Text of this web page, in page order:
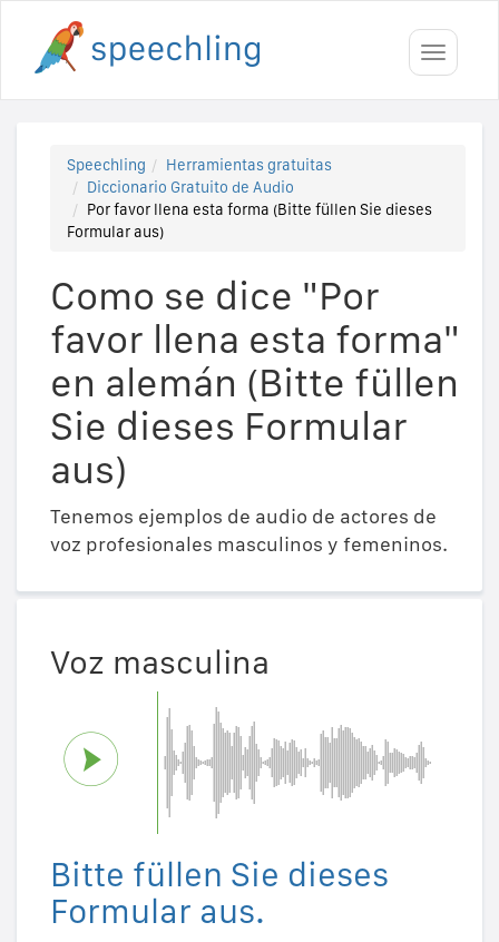
Toggle
Speechling
Herramientas gratuitas
Diccionario Gratuito de Audio
Por favor llena esta forma (Bitte füllen Sie dieses
Formular aus)
Como se dice "Por
favor llena esta forma"
en alemán (Bitte füllen
Sie dieses Formular
aus)
Tenemos ejemplos de audio de actores de
voz profesionales masculinos y femeninos.
Voz masculina
Bitte füllen Sie dieses
Formular aus.